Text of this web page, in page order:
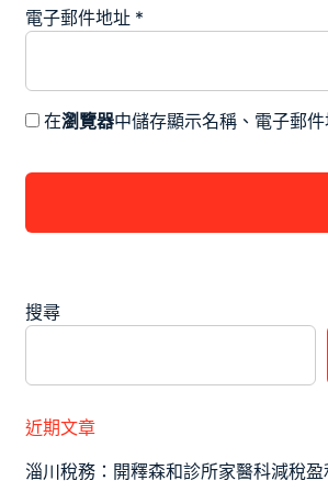
電子郵件地址 *
在瀏覽器中儲存顯示名稱、電子郵
搜尋
近期文章
淄川稅務：開釋森和診所家醫科減稅